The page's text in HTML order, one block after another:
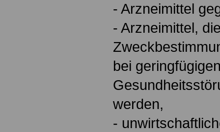
- Arzneimittel
- Arzneimittel,
bei
werden,
-